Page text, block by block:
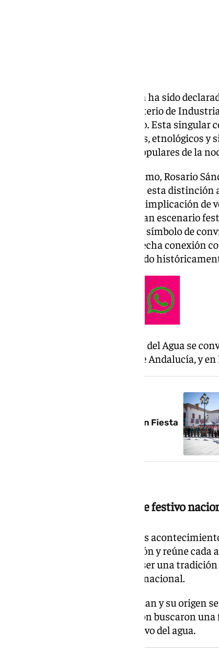
La Carrera del Agua de Lanjarón ha sido
Turístico Nacional por el Ministerio de
Secretaría de Estado de Turismo. Esta singular
que combina elementos festivos, etnológicos y
purificación y las tradiciones populares de la
La secretaria de Estado de Turismo, Rosario
favorablemente la concesión de esta
destacado «la participación y la implicación de
transformar sus calles en un gran escenario
visitantes hacen del agua como símbolo de
manteniendo además una estrecha conexión
natural del municipio, reconocido
Con esta declaración, la Carrera del Agua se
de Interés Turístico Nacional de Andalucía, y
Capitulaciones de Santa Fe sean Fiesta
De tradición local a referente festivo
La Carrera del Agua es uno de los
municipio granadino de Lanjarón y reúne
internacionales. Ha pasado de ser una
referente del panorama festivo nacional.
Se celebra en la noche de San Juan y su origen
los vecinos y vecinas de Lanjarón buscaron
esta fecha mediante el uso festivo del agua.